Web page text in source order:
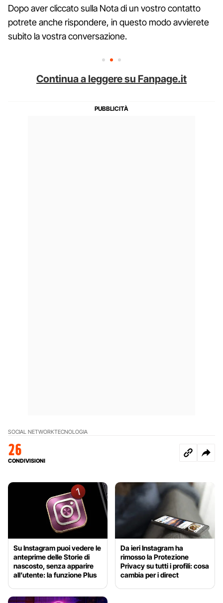
Dopo aver cliccato sulla Nota di un vostro contatto
potrete anche rispondere, in questo modo avvierete
subito la vostra conversazione.
Continua a leggere su Fanpage.it
SOCIAL NETWORKTECNOLOGIA
26
CONDIVISIONI
Su Instagram puoi vedere le
anteprime delle Storie di
nascosto, senza apparire
all’utente: la funzione Plus
Da ieri Instagram ha
rimosso la Protezione
Privacy su tutti i profili: cosa
cambia per i direct